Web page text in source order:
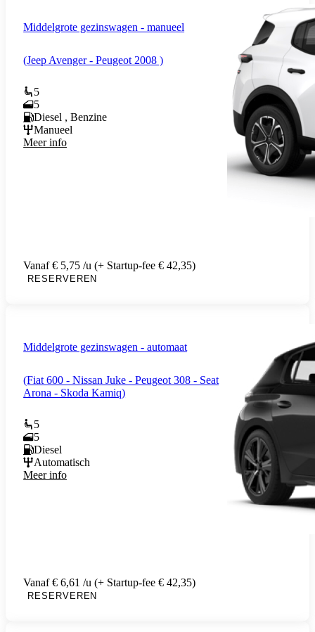
Middelgrote gezinswagen - manueel
(Jeep Avenger - Peugeot 2008 )
5
5
Diesel , Benzine
Manueel
Meer info
Vanaf € 5,75 /u (+ Startup-fee € 42,35)
RESERVEREN
Middelgrote gezinswagen - automaat
(Fiat 600 - Nissan Juke - Peugeot 308 - Seat
Arona - Skoda Kamiq)
5
5
Diesel
Automatisch
Meer info
Vanaf € 6,61 /u (+ Startup-fee € 42,35)
RESERVEREN